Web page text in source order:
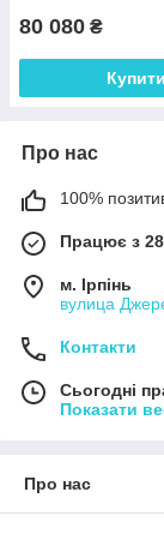
80 080 ₴
Купити
Про нас
100%
Працює з
м. Ірпінь
вулица
Контакти
Сьогодні
Показати
Про нас